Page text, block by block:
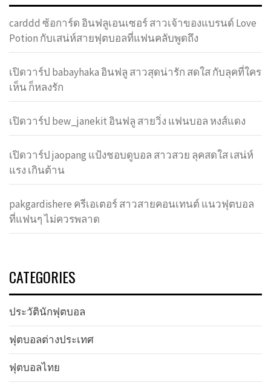
carddd ซ้อการ์ด อินฟลูเอนเซอร์ สาวเจ้าของแบรนด์ Love
Potion กับเสน่ห์สายฟุตบอลที่แฟนคลับพูดถึง
เปิดวาร์ป babayhaka อินฟลู สาวสุดน่ารัก สดใส กับลุคที่ใคร
เห็น ก็หลงรัก
เปิดวาร์ป bew_janekit อินฟลู สายวิ่ง แฟนบอล หงส์แดง
เปิดวาร์ป jaopang แป้งชอบดูบอล สาวสวย ลุคสดใส เสน่ห์
แรง เกินต้าน
pakgardishere ครีเอเตอร์ สาวสายคอนเทนต์ แนวฟุตบอล
ที่แฟนๆ ไม่ควรพลาด
CATEGORIES
ประวัตินักฟุตบอล
ฟุตบอลต่างประเทศ
ฟุตบอลไทย